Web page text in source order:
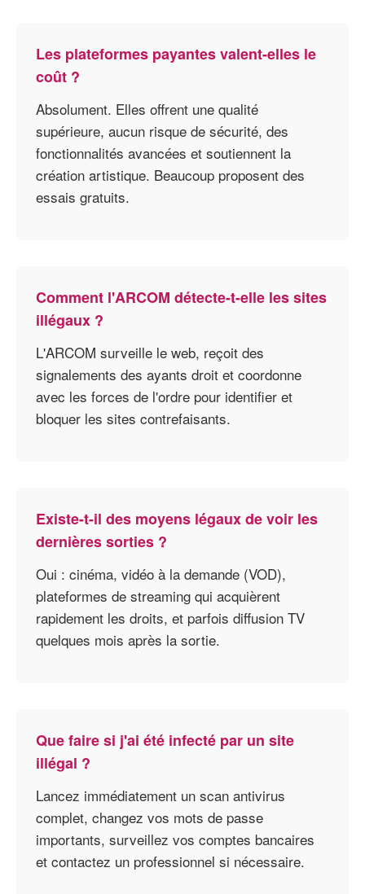
Les plateformes payantes valent-elles le
coût ?
Absolument. Elles offrent une qualité
supérieure, aucun risque de sécurité, des
fonctionnalités avancées et soutiennent la
création artistique. Beaucoup proposent des
essais gratuits.
Comment l'ARCOM détecte-t-elle les sites
illégaux ?
L'ARCOM surveille le web, reçoit des
signalements des ayants droit et coordonne
avec les forces de l'ordre pour identifier et
bloquer les sites contrefaisants.
Existe-t-il des moyens légaux de voir les
dernières sorties ?
Oui : cinéma, vidéo à la demande (VOD),
plateformes de streaming qui acquièrent
rapidement les droits, et parfois diffusion TV
quelques mois après la sortie.
Que faire si j'ai été infecté par un site
illégal ?
Lancez immédiatement un scan antivirus
complet, changez vos mots de passe
importants, surveillez vos comptes bancaires
et contactez un professionnel si nécessaire.